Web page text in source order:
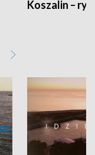
Koszalin –